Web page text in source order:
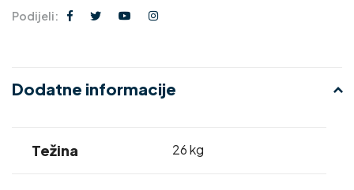
Podijeli:
Dodatne informacije
Težina 26 kg